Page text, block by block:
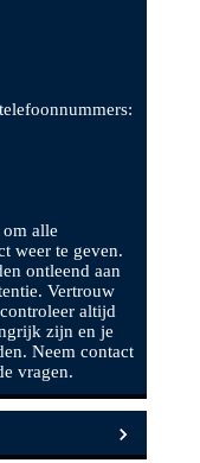
om alle
weer te geven.
ontleend aan
Vertrouw
altijd
zijn en je
Neem contact
vragen.